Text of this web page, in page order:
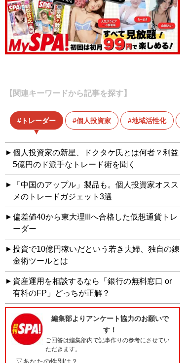
【関連キーワードから記事を探す】
トレーダー 個人投資家 地域活性化
個人投資家の新星、ドクタケ氏とは何者？利益
5億円のド派手なトレード術を聞く
「中国のアップル」製品も。個人投資家オスス
メのトレードガジェット3選
偏差値40から東大理IIIへ合格した仮想通貨トレ
ーダー
投資で10億円稼いだという若き夫婦、独自の錬
金術ツールとは
資産運用を相談するなら「銀行の無料窓口 or
有料のFP」どっちが正解？